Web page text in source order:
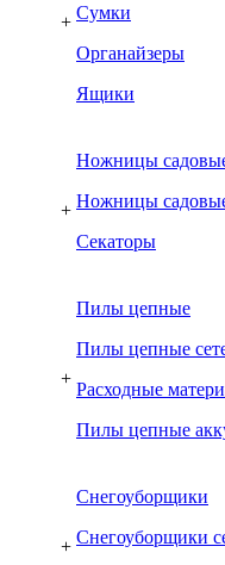
+ Сумки
Органайзеры
Ящики
+
Ножницы
Ножницы
Секаторы
+
Пилы цепные
Пилы цепные
Расходные
Пилы цепные
+
Снегоуборщики
Снегоуборщики